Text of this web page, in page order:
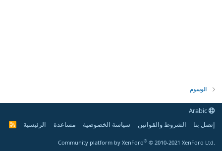
الوسوم
إتصل بنا
الشروط والقوانين سياسة الخصوصية مساعدة الرئيسية
R
Community platform by XenForo® © 2010-2021 XenForo Ltd.